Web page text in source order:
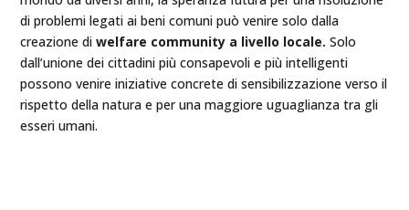
di problemi legati ai beni comuni può venire solo dalla
creazione di welfare community a livello locale. Solo
dall’unione dei cittadini più consapevoli e più intelligenti
possono venire iniziative concrete di sensibilizzazione verso il
rispetto della natura e per una maggiore uguaglianza tra gli
esseri umani.